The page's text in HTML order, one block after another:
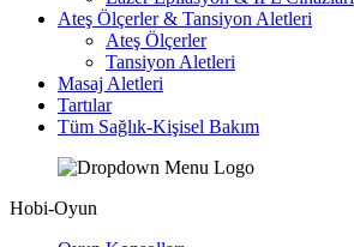
Ateş Ölçerler & Tansiyon Aletleri
Ateş Ölçerler
Tansiyon Aletleri
Masaj Aletleri
Tartılar
Tüm Sağlık-Kişisel Bakım
Hobi-Oyun